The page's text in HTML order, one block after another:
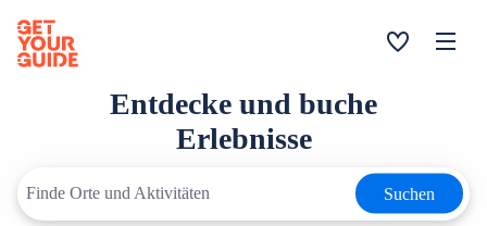
Entdecke und buche
Erlebnisse
Suchen